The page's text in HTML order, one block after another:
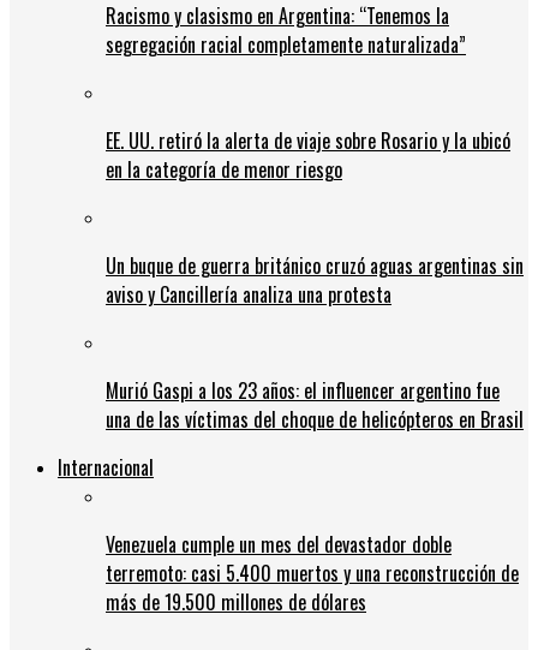
Racismo y clasismo en Argentina: “Tenemos la
segregación racial completamente naturalizada”
EE. UU. retiró la alerta de viaje sobre Rosario y la ubicó
en la categoría de menor riesgo
Un buque de guerra británico cruzó aguas argentinas sin
aviso y Cancillería analiza una protesta
Murió Gaspi a los 23 años: el influencer argentino fue
una de las víctimas del choque de helicópteros en Brasil
Internacional
Venezuela cumple un mes del devastador doble
terremoto: casi 5.400 muertos y una reconstrucción de
más de 19.500 millones de dólares